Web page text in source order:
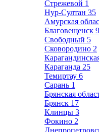
Стрежевой 1
Нур-Султан 35
Амурская
Благовещенск 9
Свободный 5
Сковородино 2
Караганда 25
Темиртау 6
Сарань 1
Брянская
Брянск 17
Клинцы 3
Фокино 2